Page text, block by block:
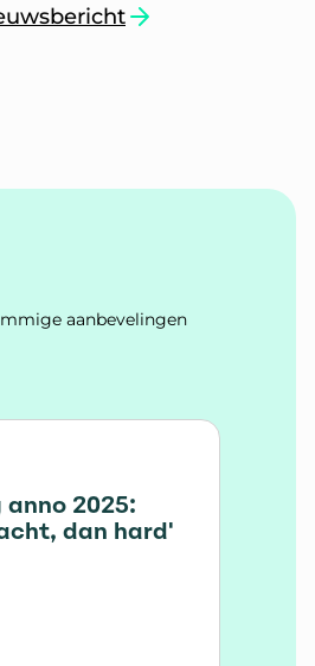
moslims tussen
tijdens de ramadan
aanbevelingen
2025:
dan hard'